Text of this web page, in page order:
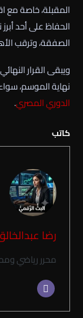
المقبلة، خاصة مع
الحفاظ على أحد
الصفقة، وترقب
ويبقى القرار
نهاية الموسم،
الدوري المصري.
كاتب
رضا
محرر رياضي